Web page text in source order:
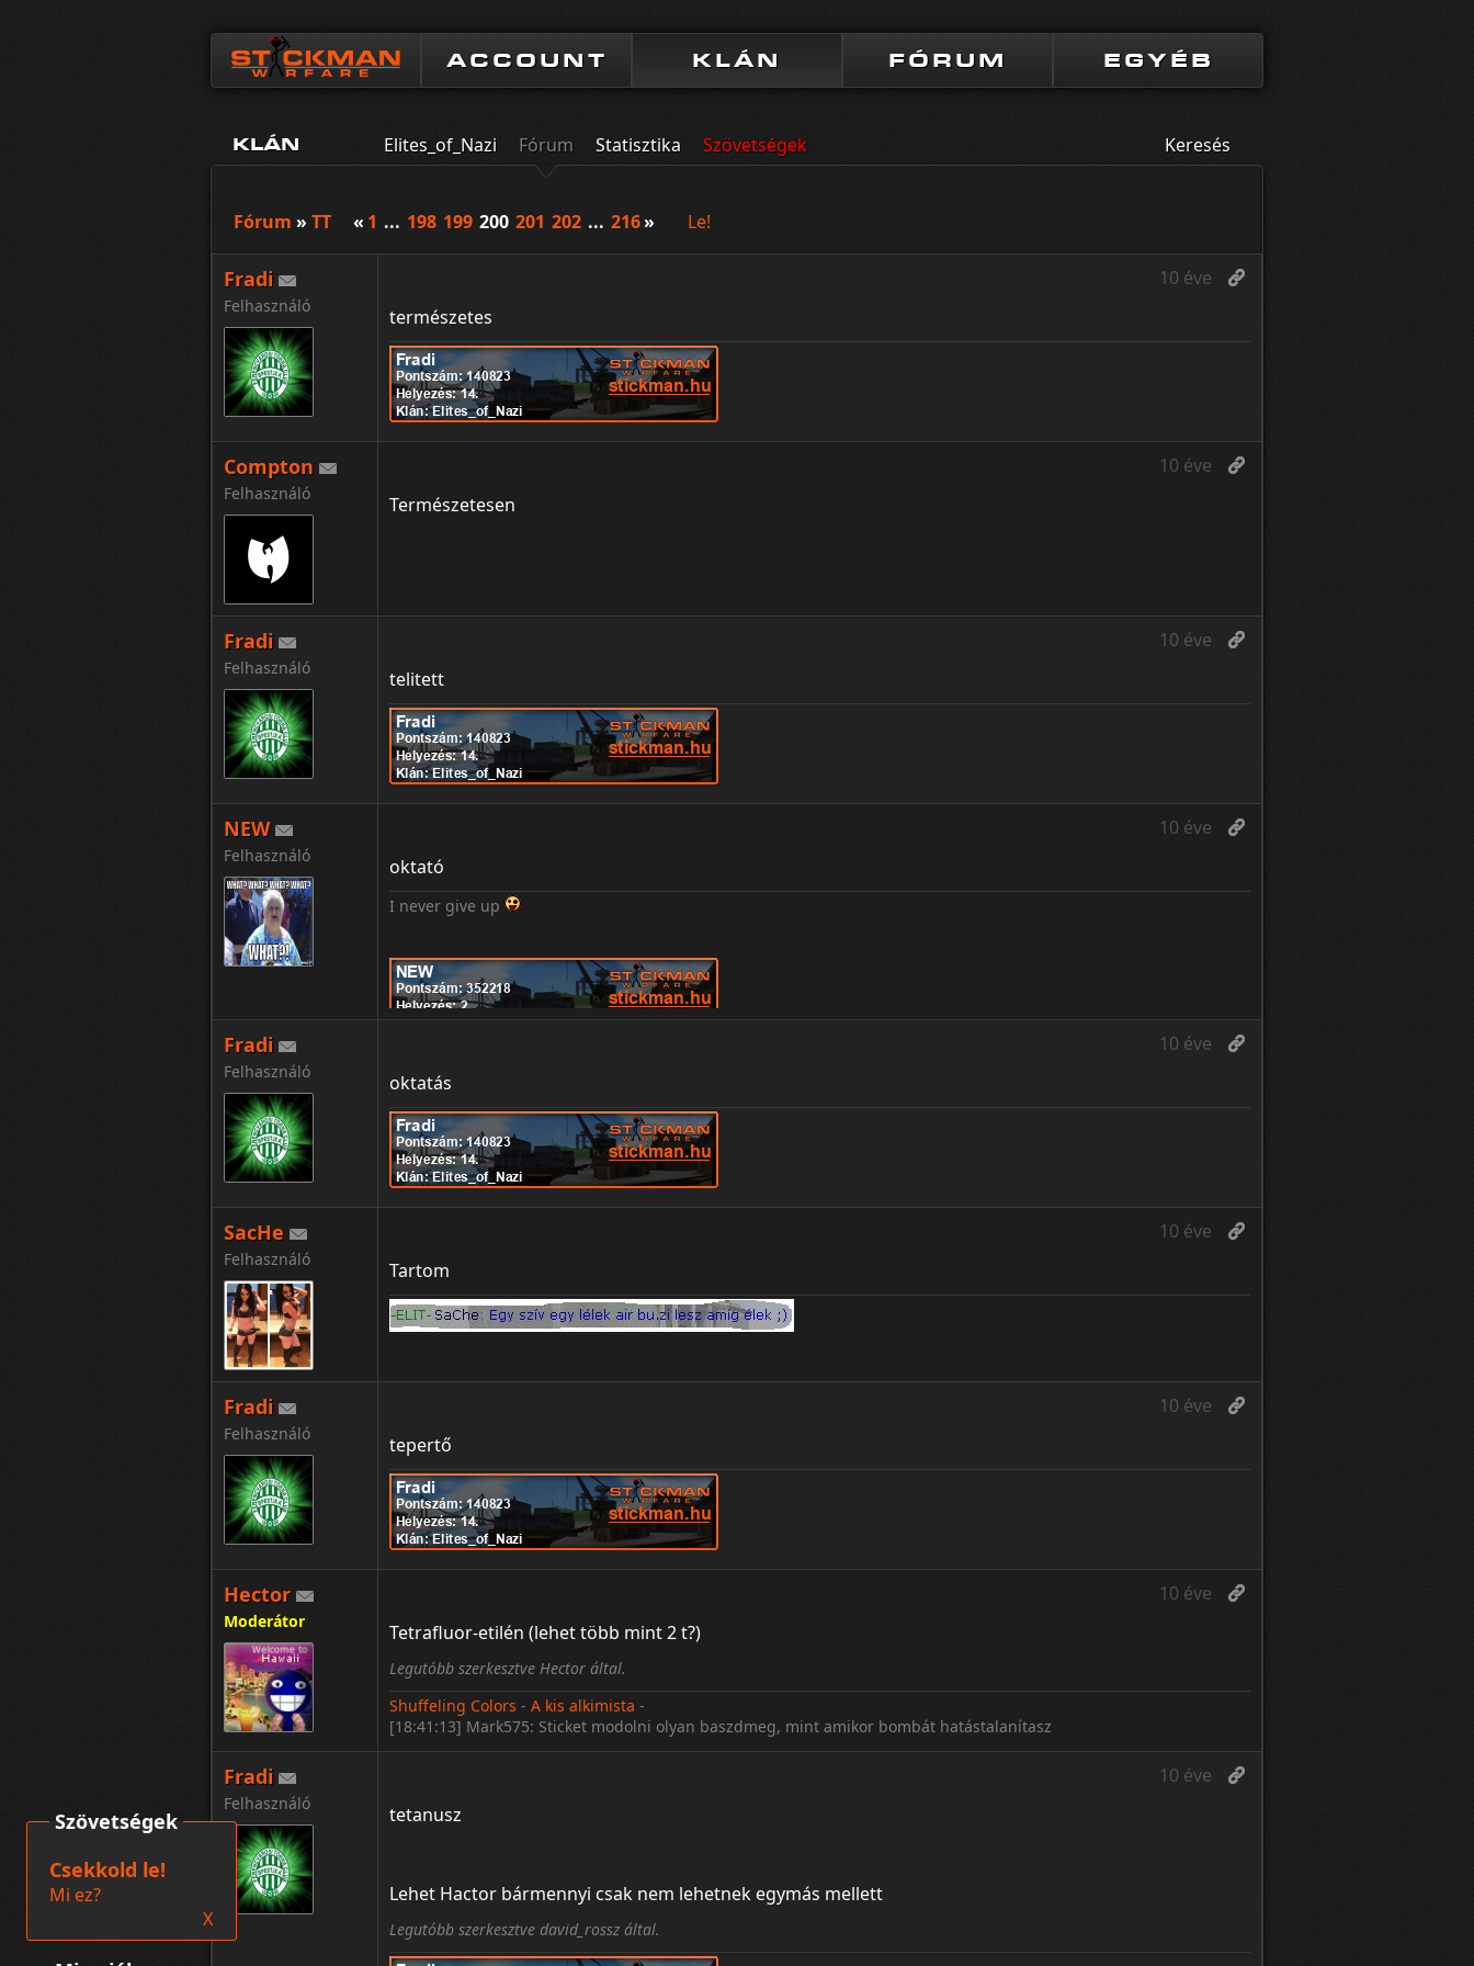
ACCOUNT KLÁN FÓRUM EGYÉB
KLÁN Elites_of_Nazi Fórum Statisztika Szövetségek Keresés
Fórum » TT « 1 ... 198 199 200 201 202 ... 216» Le!
Fradi
Felhasználó
10 éve
természetes
Compton
Felhasználó
10 éve
Természetesen
Fradi
Felhasználó
10 éve
telitett
NEW
Felhasználó
10 éve
oktató
I never give up
WE WILL NEVER DIE
Fradi
Felhasználó
10 éve
oktatás
SacHe
Felhasználó
10 éve
Tartom
Fradi
Felhasználó
10 éve
tepertő
Hector
Moderátor
10 éve
Tetrafluor-etilén (lehet több mint 2 t?)
Legutóbb szerkesztve Hector által.
Shuffeling Colors - A kis alkimista -
[18:41:13] Mark575: Sticket modolni olyan baszdmeg, mint amikor bombát hatástalanítasz
Fradi
Felhasználó
10 éve
tetanusz
Lehet Hactor bármennyi csak nem lehetnek egymás mellett
Legutóbb szerkesztve david_rossz által.
Szövetségek
Csekkold le!
Mi ez?
X